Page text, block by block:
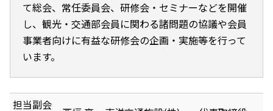
て総会、常任委員会、研修会・セミナーなどを開催
し、観光・交通部会員に関わる諸問題の協議や会員
事業者向けに有益な研修会の企画・実施等を行って
います。
担当副会